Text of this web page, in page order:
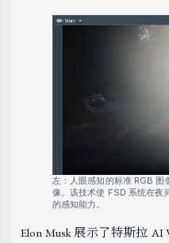
左：人眼感知的标准 RGB 图
像。该技术使 FSD 系统在夜
的感知能力。
Elon Musk 展示了特斯拉